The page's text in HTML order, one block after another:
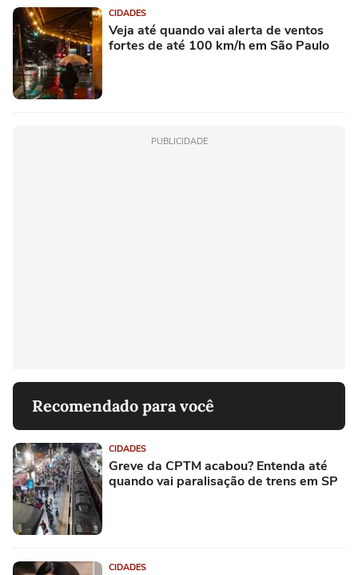
CIDADES
Veja até quando vai alerta de ventos
fortes de até 100 km/h em São Paulo
PUBLICIDADE
Recomendado para você
CIDADES
Greve da CPTM acabou? Entenda até
quando vai paralisação de trens em SP
CIDADES